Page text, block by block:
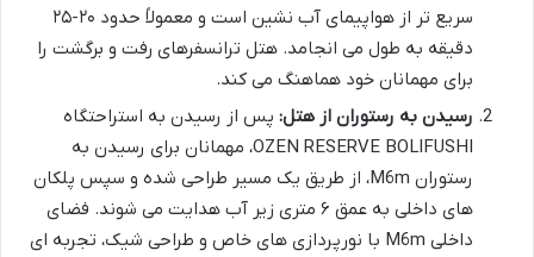
سریع تر از هواپیمای آب نشین است و معمولاً حدود ۲۰-۲۵
دقیقه به طول می انجامد. هتل ترانسفرهای رفت و برگشت را
برای مهمانان خود هماهنگ می کند.
رسیدن به رستوران از هتل: پس از رسیدن به استراحتگاه
OZEN RESERVE BOLIFUSHI، مهمانان برای رسیدن به
رستوران M6m، از طریق یک مسیر طراحی شده و سپس پلکان
های داخلی به عمق ۶ متری زیر آب هدایت می شوند. فضای
داخلی M6m با نورپردازی های خاص و طراحی شیک، تجربه ای